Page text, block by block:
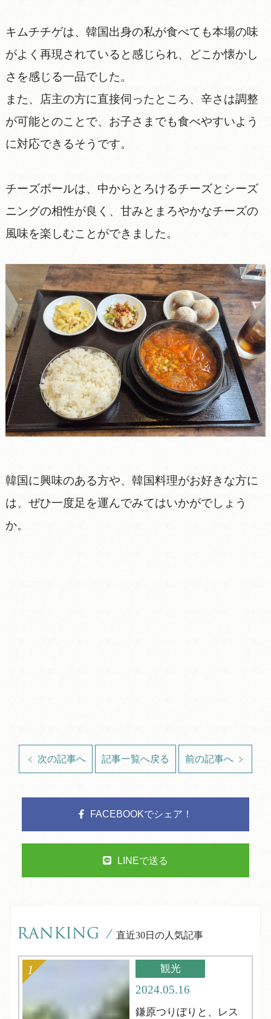
キムチチゲは、韓国出身の私が食べても本場の味
がよく再現されていると感じられ、どこか懐かし
さを感じる一品でした。
また、店主の方に直接伺ったところ、辛さは調整
が可能とのことで、お子さまでも食べやすいよう
に対応できるそうです。
チーズボールは、中からとろけるチーズとシーズ
ニングの相性が良く、甘みとまろやかなチーズの
風味を楽しむことができました。
韓国に興味のある方や、韓国料理がお好きな方に
は、ぜひ一度足を運んでみてはいかがでしょう
か。
次の記事へ 記事一覧へ戻る 前の記事へ
FACEBOOKでシェア！
LINEで送る
RANKING / 直近30日の人気記事
観光
2024.05.16
鎌原つりぼりと、レス